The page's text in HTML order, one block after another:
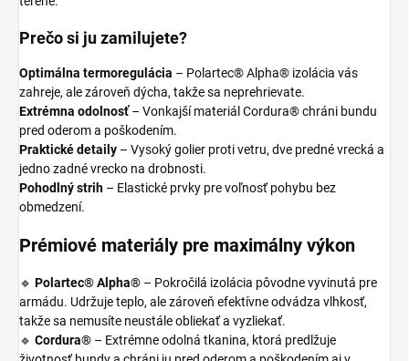
Prečo si ju zamilujete?
Optimálna termoregulácia – Polartec® Alpha® izolácia vás
zahreje, ale zároveň dýcha, takže sa neprehrievate.
Extrémna odolnosť– Vonkajší materiál Cordura® chráni bundu
pred oderom a poškodením.
Praktické detaily – Vysoký golier proti vetru, dve predné vrecká a
jedno zadné vrecko na drobnosti.
Pohodlný strih – Elastické prvky pre voľnosť pohybu bez
obmedzení.
Prémiové materiály pre maximálny výkon
🔹 Polartec® Alpha® – Pokročilá izolácia pôvodne vyvinutá pre
armádu. Udržuje teplo, ale zároveň efektívne odvádza vlhkosť,
takže sa nemusíte neustále obliekať a vyzliekať.
🔹 Cordura® – Extrémne odolná tkanina, ktorá predlžuje